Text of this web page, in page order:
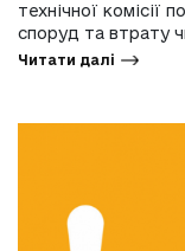
технічної комісії
споруд та втрату
Читати далі